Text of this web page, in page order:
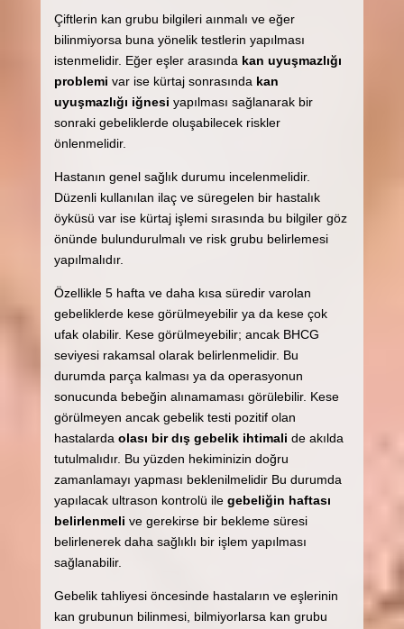
Çiftlerin kan grubu bilgileri aınmalı ve eğer
bilinmiyorsa buna yönelik testlerin yapılması
istenmelidir. Eğer eşler arasında kan uyuşmazlığı
problemi var ise kürtaj sonrasında kan
uyuşmazlığı iğnesi yapılması sağlanarak bir
sonraki gebeliklerde oluşabilecek riskler
önlenmelidir.
Hastanın genel sağlık durumu incelenmelidir.
Düzenli kullanılan ilaç ve süregelen bir hastalık
öyküsü var ise kürtaj işlemi sırasında bu bilgiler göz
önünde bulundurulmalı ve risk grubu belirlemesi
yapılmalıdır.
Özellikle 5 hafta ve daha kısa süredir varolan
gebeliklerde kese görülmeyebilir ya da kese çok
ufak olabilir. Kese görülmeyebilir; ancak BHCG
seviyesi rakamsal olarak belirlenmelidir. Bu
durumda parça kalması ya da operasyonun
sonucunda bebeğin alınamaması görülebilir. Kese
görülmeyen ancak gebelik testi pozitif olan
hastalarda olası bir dış gebelik ihtimali de akılda
tutulmalıdır. Bu yüzden hekiminizin doğru
zamanlamayı yapması beklenilmelidir Bu durumda
yapılacak ultrason kontrolü ile gebeliğin haftası
belirlenmeli ve gerekirse bir bekleme süresi
belirlenerek daha sağlıklı bir işlem yapılması
sağlanabilir.
Gebelik tahliyesi öncesinde hastaların ve eşlerinin
kan grubunun bilinmesi, bilmiyorlarsa kan grubu